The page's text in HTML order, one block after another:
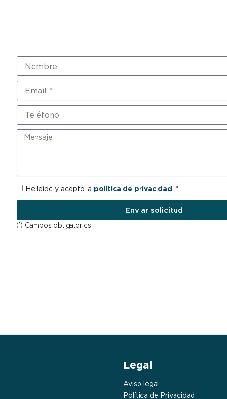
Nombre
Email
Teléfono
Mensaje
RGPDHe leído y acepto la política de privacidad . *
Enviar solicitud
(*) Campos obligatorios
Legal
Aviso legal
Política de Privacidad